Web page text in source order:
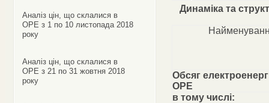
Аналіз цін, що склалися в
ОРЕ з 1 по 10 листопада 2018
року
Аналіз цін, що склалися в
ОРЕ з 21 по 31 жовтня 2018
року
Динаміка та
Обсяг
ОРЕ
в тому числі: